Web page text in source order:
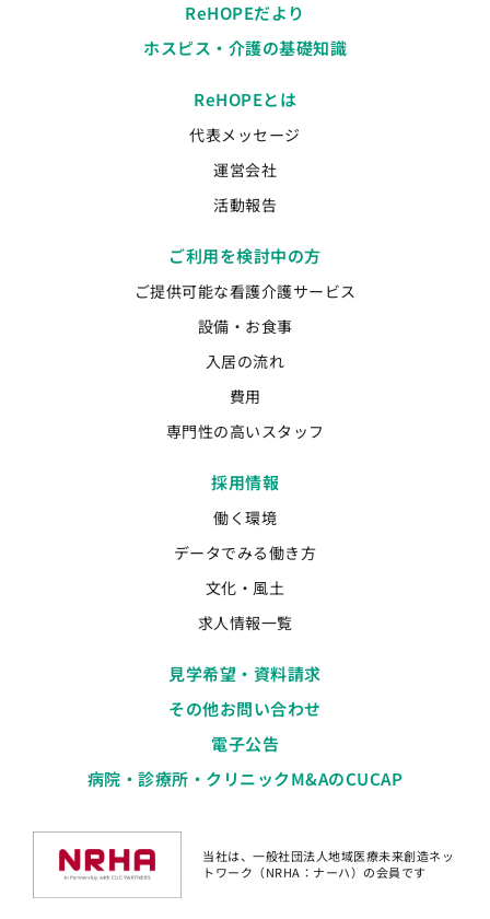
ReHOPEだより
ホスピス・介護の基礎知識
ReHOPEとは
代表メッセージ
運営会社
活動報告
ご利用を検討中の方
ご提供可能な看護介護サービス
設備・お食事
入居の流れ
費用
専門性の高いスタッフ
採用情報
働く環境
データでみる働き方
文化・風土
求人情報一覧
見学希望・資料請求
その他お問い合わせ
電子公告
病院・診療所・クリニックM&AのCUCAP
当社は、一般社団法人地域医療未来創造ネッ
トワーク（NRHA：ナーハ）の会員です